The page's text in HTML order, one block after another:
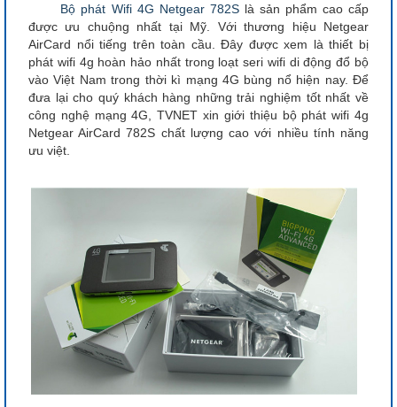
Bộ phát Wifi 4G Netgear 782Slà sản phẩm cao cấp
được ưu chuộng nhất tại Mỹ. Với thương hiệu Netgear
AirCard nổi tiếng trên toàn cầu. Đây được xem là thiết bị
phát wifi 4g hoàn hảo nhất trong loạt seri wifi di động đổ bộ
vào Việt Nam trong thời kì mạng 4G bùng nổ hiện nay. Để
đưa lại cho quý khách hàng những trải nghiệm tốt nhất về
công nghệ mạng 4G, TVNET xin giới thiệu bộ phát wifi 4g
Netgear AirCard 782S chất lượng cao với nhiều tính năng
ưu việt.